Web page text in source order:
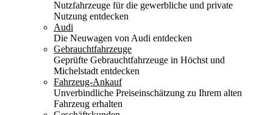
Nutzfahrzeuge für die gewerbliche und private
Nutzung entdecken
Audi
Die Neuwagen von Audi entdecken
Gebrauchtfahrzeuge
Geprüfte Gebrauchtfahrzeuge in Höchst und
Michelstadt entdecken
Fahrzeug-Ankauf
Unverbindliche Preiseinschätzung zu Ihrem alten
Fahrzeug erhalten